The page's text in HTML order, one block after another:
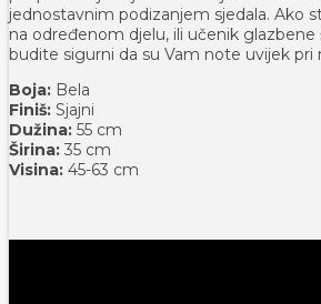
jednostavnim podizanjem sjedala. Ako
na određenom djelu, ili učenik glazbene
budite sigurni da su Vam note uvijek pri
Boja: Bela
Finiš: Sjajni
Dužina: 55 cm
Širina: 35 cm
Visina: 45-63 cm